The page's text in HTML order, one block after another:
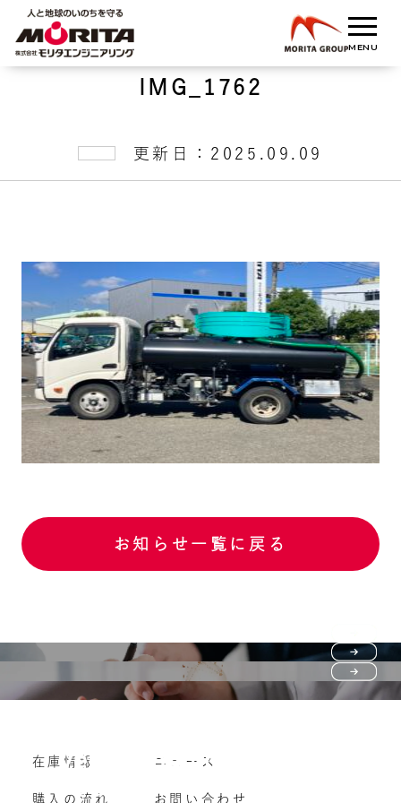
IMG_1762
更新日：2025.09.09
お知らせ一覧に戻る
購入の流れ
よくいただくご質問
Vehicle purchase
車両買い取り
在庫情報
購入の流れ
ニュース
お問い合わせ